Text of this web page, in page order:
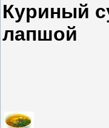
Куриный
лапшой